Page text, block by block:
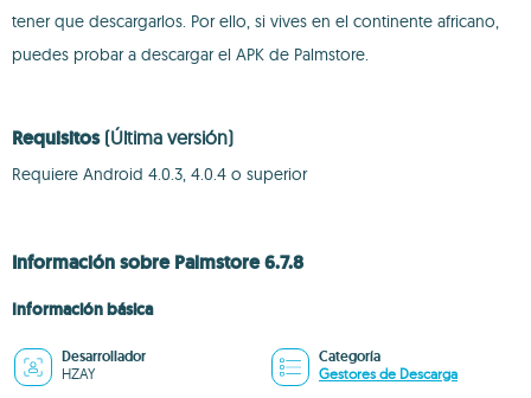
tener que descargarlos. Por ello, si vives en el continente africano,
puedes probar a descargar el APK de Palmstore.
Requisitos (Última versión)
Requiere Android 4.0.3, 4.0.4 o superior
Información sobre Palmstore 6.7.8
Información básica
Desarrollador
HZAY
Categoría
Gestores de Descarga